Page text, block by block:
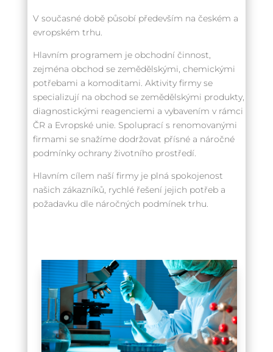
V současné době působí především na českém a
evropském trhu.
Hlavním programem je obchodní činnost,
zejména obchod se zemědělskými, chemickými
potřebami a komoditami. Aktivity firmy se
specializují na obchod se zemědělskými produkty,
diagnostickými reagenciemi a vybavením v rámci
ČR a Evropské unie. Spoluprací s renomovanými
firmami se snažíme dodržovat přísné a náročné
podmínky ochrany životního prostředí.
Hlavním cílem naší firmy je plná spokojenost
našich zákazníků, rychlé řešení jejich potřeb a
požadavku dle náročných podmínek trhu.